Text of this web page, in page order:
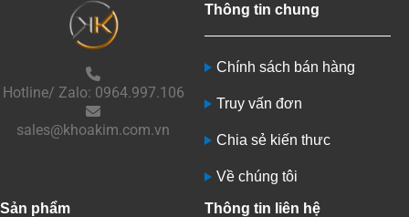
Hotline/ Zalo: 0964.997.106
sales@khoakim.com.vn
Thông tin chung
Chính sách bán hàng
Truy vấn đơn
Chia sẻ kiến thưc
Về chúng tôi
Sản phẩm Thông tin liên hệ